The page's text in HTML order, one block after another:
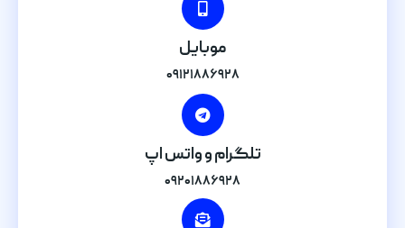
موبایل
۰۹۱۲۱۸۸۶۹۲۸
تلگرام و واتس اپ
۰۹۲۰۱۸۸۶۹۲۸